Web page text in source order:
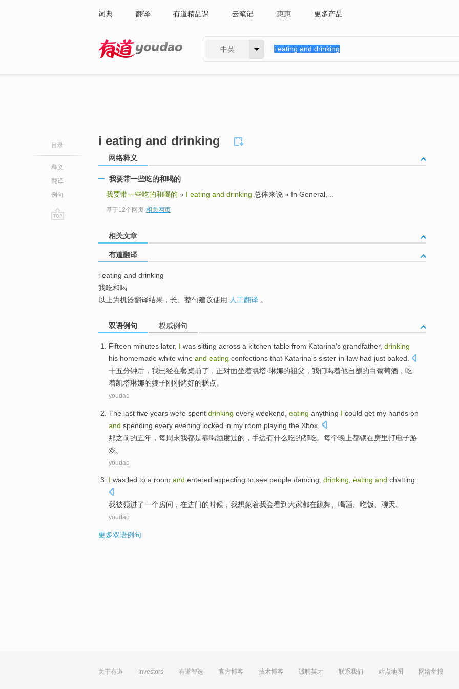
词典 翻译 有道精品课 云笔记 惠惠 更多产品
中英
目录
释义
翻译
例句
i eating and drinking
网络释义
我要带一些吃的和喝的
我要带一些吃的和喝的 » I eating and drinking 总体来说 » In General, ..
基于12个网页-相关网页
相关文章
有道翻译
i eating and drinking
我吃和喝
以上为机器翻译结果，长、整句建议使用 人工翻译 。
双语例句 权威例句
Fifteen minutes later, I was sitting across a kitchen table from Katarina's grandfather, drinking
his homemade white wine and eating confections that Katarina's sister-in-law had just baked
十五分钟后 ， 我已经在餐桌前了，正对面坐着凯塔·琳娜的祖父 ，我们喝着他自酿的白葡萄酒 ， 吃
着凯塔琳娜的嫂子刚刚烤好的糕点。
youdao
The last five years were spent drinking every weekend eating anything I could get my hands on
and spending every evening locked in my room playing the Xbox
那之前的五年 ， 每周末我都是靠喝酒度过的，手边有什么吃的都吃。 每个晚上都锁在房里打电子游
戏。
youdao
I was led to a room and entered expecting to see people dancing, drinking, eating and chatting.
我被领进了一个房间 ，在进门的时候，我想象着我会看到 大家都在跳舞、 喝酒、 吃饭、聊天。
youdao
更多双语例句
关于有道 Investors 有道智选 官方博客 技术博客 诚聘英才 联系我们 站点地图 网络举报